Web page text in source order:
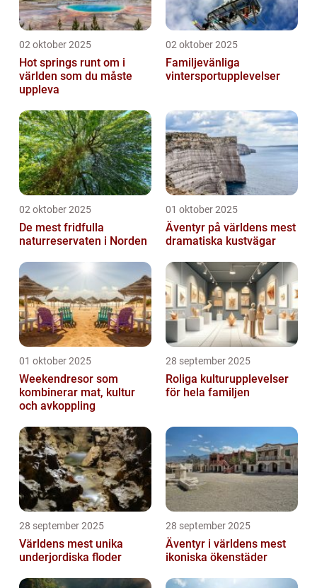
02 oktober 2025
Hot springs runt om i
världen som du måste
uppleva
02 oktober 2025
Familjevänliga
vintersportupplevelser
02 oktober 2025
De mest fridfulla
naturreservaten i Norden
01 oktober 2025
Äventyr på världens mest
dramatiska kustvägar
01 oktober 2025
Weekendresor som
kombinerar mat, kultur
och avkoppling
28 september 2025
Roliga kulturupplevelser
för hela familjen
28 september 2025
Världens mest unika
underjordiska floder
28 september 2025
Äventyr i världens mest
ikoniska ökenstäder